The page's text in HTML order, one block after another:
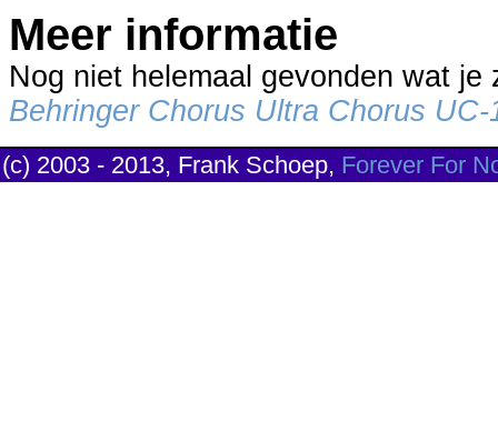
Meer informatie
Nog niet helemaal gevonden wat
Behringer Chorus Ultra Chorus UC-
(c) 2003 - 2013, Frank Schoep, Forever For